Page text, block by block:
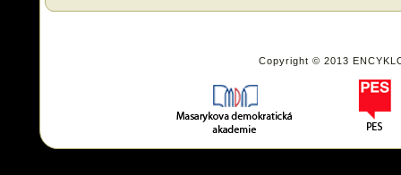
Copyright © 2013